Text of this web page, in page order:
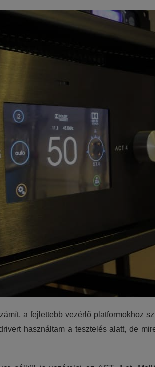
a fejlettebb vezérlő platformokhoz
használtam a tesztelés alatt, de